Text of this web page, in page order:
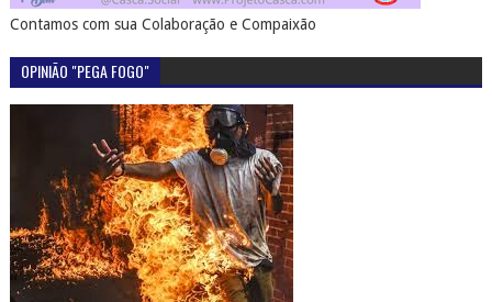
Contamos com sua Colaboração e Compaixão
OPINIÃO "PEGA FOGO"